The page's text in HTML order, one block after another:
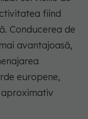
fiind
Conducerea de
avantajoasă,
europene,
aproximativ